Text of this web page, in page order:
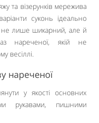
та візерунків мережива
суконь ідеально
не лише шикарний, але й
нареченої, якій не
весіллі.
нареченої
у якості основних
рукавами, пишними